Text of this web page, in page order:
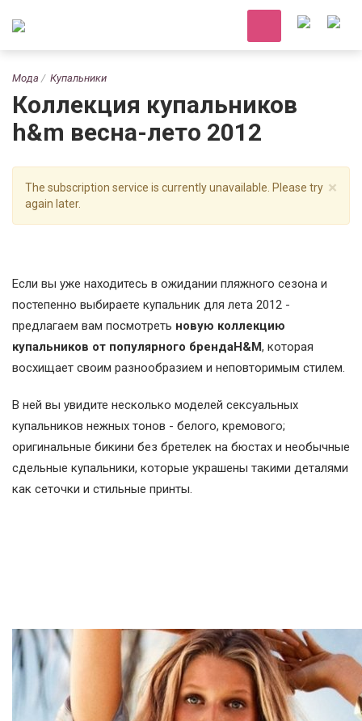
Мода Купальники
Коллекция купальников
h&m весна-лето 2012
×
The subscription service is currently unavailable. Please try
again later.
Если вы уже находитесь в ожидании пляжного сезона и
постепенно выбираете купальник для лета 2012 -
предлагаем вам посмотреть новую коллекцию
купальников от популярного брендаH&M, которая
восхищает своим разнообразием и неповторимым стилем.
В ней вы увидите несколько моделей сексуальных
купальников нежных тонов - белого, кремового;
оригинальные бикини без бретелек на бюстах и необычные
сдельные купальники, которые украшены такими деталями
как сеточки и стильные принты.